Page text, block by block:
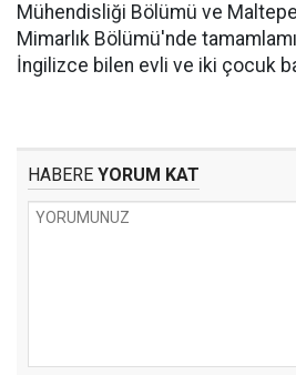
Mühendisliği Bölümü ve
Mimarlık Bölümü'nde
İngilizce bilen evli ve iki çocuk
HABERE YORUM KAT